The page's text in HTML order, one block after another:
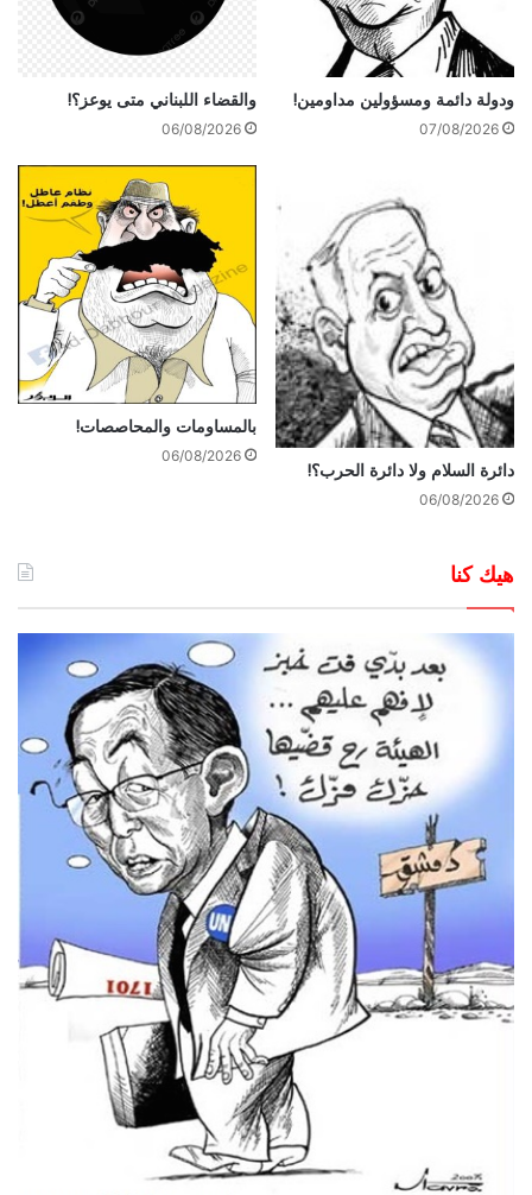
ودولة دائمة ومسؤولين مداومين!
07/08/2026
والقضاء اللبناني متى يوعز؟!
06/08/2026
دائرة السلام ولا دائرة الحرب؟!
06/08/2026
بالمساومات والمحاصصات!
06/08/2026
هيك كنا